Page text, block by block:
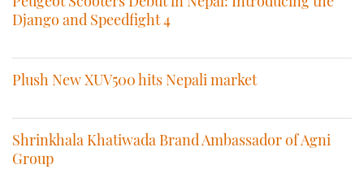
Django and Speedfight 4
Plush New XUV500 hits Nepali market
Shrinkhala Khatiwada Brand Ambassador of Agni
Group